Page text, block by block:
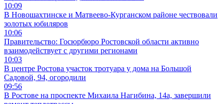
10:09
В Новошахтинске и Матвеево-Курганском районе чествовали
золотых юбиляров
10:06
Правительство: Госюрбюро Ростовской области активно
взаимодействует с другими регионами
10:03
В центре Ростова участок тротуара у дома на Большой
Садовой, 94, огородили
09:56
В Ростове на проспекте Михаила Нагибина, 14а, завершили